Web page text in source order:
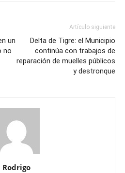
un
no
Artículo siguiente
Delta de Tigre: el Municipio
continúa con trabajos de
reparación de muelles públicos
y destronque
Rodrigo